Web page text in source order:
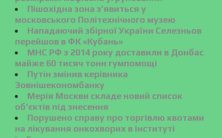
Пішохідна зона з’явиться у
московського Політехнічного музею
Нападаючий збірної України Селезньов
перейшов в ФК «Кубань»
МНС РФ з 2014 року доставили в Донбас
майже 60 тисяч тонн гумпомощі
Путін змінив керівника
Зовнішекономбанку
Мерія Москви складе новий список
об’єктів під знесення
Порушено справу про торгівлю квотами
на лікування онкохворих в інституті